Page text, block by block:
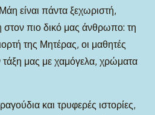
είναι πάντα ξεχωριστή,
στον πιο δικό μας άνθρωπο: τη
της Μητέρας, οι μαθητές
τάξη μας με χαμόγελα, χρώματα
και τρυφερές ιστορίες,